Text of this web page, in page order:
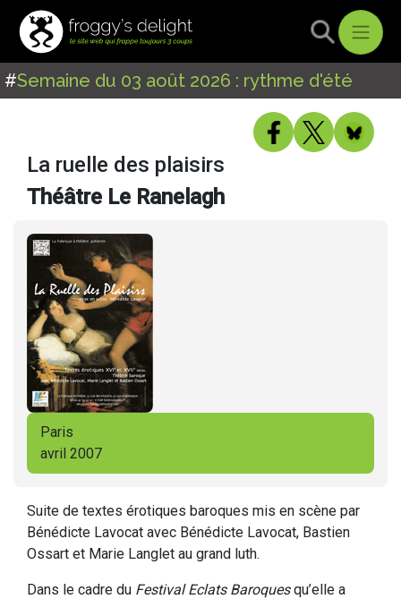
#Semaine du 03 août 2026 : rythme d'été
La ruelle des plaisirs
Théâtre Le Ranelagh
Paris
avril 2007
Suite de textes érotiques baroques mis en scène par
Bénédicte Lavocat avec Bénédicte Lavocat, Bastien
Ossart et Marie Langlet au grand luth.
Dans le cadre du Festival Eclats Baroquesqu’elle a